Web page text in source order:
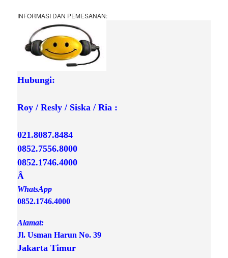
iINFORMASI DAN PEMESANAN:
Hubungi:
Roy / Resly / Siska / Ria :
021.8087.8484
0852.7556.8000
0852.1746.4000
Â
0852.1746.4000
Alamat:
Jl. Usman Harun No. 39
Jakarta Timur